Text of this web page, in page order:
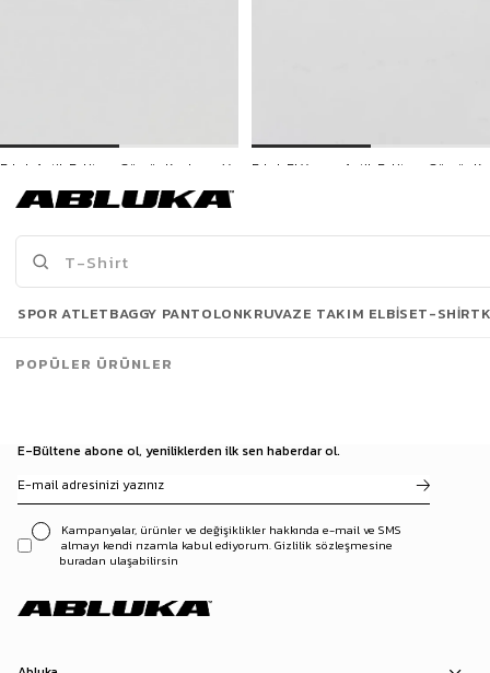
Erkek Antik Eskitme Gümüş Kaplama Viking Tarzı Bakır Yüzük
249,90 TL
İNDİRİM
İNDİRİM
Son Bakılanlar
E-Bültene abone ol, yeniliklerden ilk sen haberdar ol.
Kampanyalar, ürünler ve değişiklikler hakkında e-mail ve SMS
almayı kendi rızamla kabul ediyorum. Gizlilik sözleşmesine
buradan ulaşabilirsin
SPOR ATLETBAGGY PANTOLONKRUVAZE TAKIM ELBISET-SHIRT
POPÜLER ÜRÜNLER